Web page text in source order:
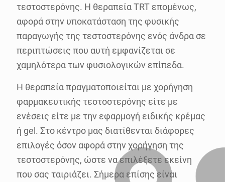
τεστοστερόνης. Η θεραπεία TRT επομένως,
αφορά στην υποκατάσταση της φυσικής
παραγωγής της τεστοστερόνης ενός άνδρα σε
περιπτώσεις που αυτή εμφανίζεται σε
χαμηλότερα των φυσιολογικών επίπεδα.
Η θεραπεία πραγματοποιείται με χορήγηση
φαρμακευτικής τεστοστερόνης είτε με
ενέσεις είτε με την εφαρμογή ειδικής κρέμας
ή gel. Στο κέντρο μας διατίθενται διάφορες
επιλογές όσον αφορά στην χορήγηση της
τεστοστερόνης, ώστε να επιλέξετε εκείνη
που σας ταιριάζει. Σήμερα επίσης είναι